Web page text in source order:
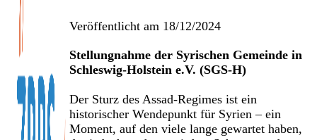
Veröffentlicht am 18/12/2024
Stellungnahme der Syrischen Gemeinde in
Schleswig-Holstein e.V. (SGS-H)
Der Sturz des Assad-Regimes ist ein
historischer Wendepunkt für Syrien – ein
Moment, auf den viele lange gewartet haben,